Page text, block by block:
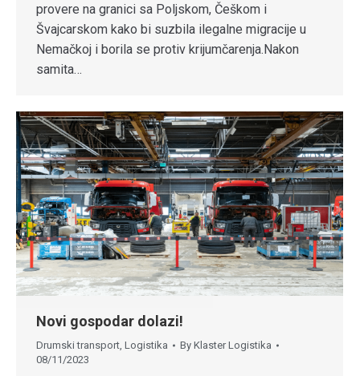
provere na granici sa Poljskom, Češkom i
Švajcarskom kako bi suzbila ilegalne migracije u
Nemačkoj i borila se protiv krijumčarenja.Nakon
samita…
Novi gospodar dolazi!
Drumski transport Logistika By Klaster Logistika
08/11/2023